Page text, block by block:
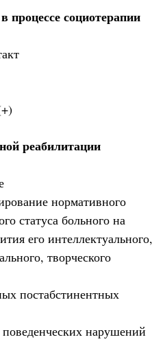
процессе социотерапии
реабилитации
нормативного
статуса больного на
его интеллектуального,
творческого
постабстинентных
нарушений